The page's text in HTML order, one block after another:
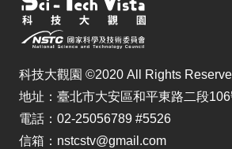
科技大觀園 ©2020 All Rights
地址：臺北市大安區和平東路二段
電話：02-25056789 #5526
信箱：nstcstv@gmail.com